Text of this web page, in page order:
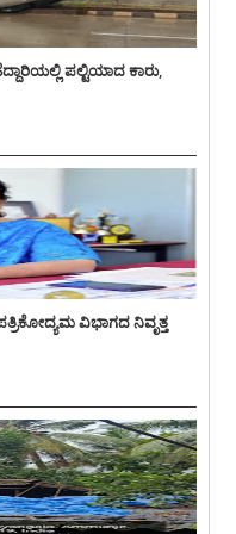
ಪಲ್ಟಿಯಾದ ಕಾರು,
ವಿಭಾಗದ ನಿವೃತ್ತ